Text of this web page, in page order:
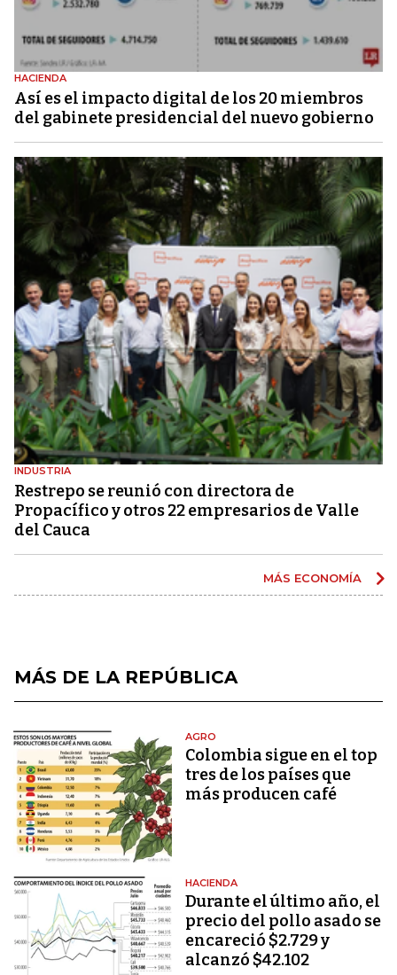
HACIENDA
Así es el impacto digital de los 20 miembros
del gabinete presidencial del nuevo gobierno
INDUSTRIA
Restrepo se reunió con directora de
Propacífico y otros 22 empresarios de Valle
del Cauca
MÁS ECONOMÍA
MÁS DE LA REPÚBLICA
AGRO
Colombia sigue en el top
tres de los países que
más producen café
HACIENDA
Durante el último año, el
precio del pollo asado se
encareció $2.729 y
alcanzó $42.102